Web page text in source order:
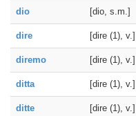
dio [dio, s.m.]
dire [dire (1), v.]
diremo [dire (1), v.]
ditta [dire (1), v.]
ditte [dire (1), v.]